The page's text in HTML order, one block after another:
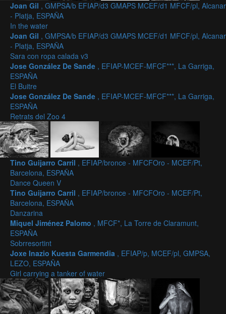
Joan Gil , GMPSA/b EFIAP/d3 GMAPS MCEF/d1 MFCF/pl, Alcanar
- Platja, ESPAÑA
In the water
Joan Gil , GMPSA/b EFIAP/d3 GMAPS MCEF/d1 MFCF/pl, Alcanar
- Platja, ESPAÑA
Sara con ropa calada v3
Jose González De Sande , EFIAP-MCEF-MFCF***, La Garriga,
ESPAÑA
El Buitre
Jose González De Sande , EFIAP-MCEF-MFCF***, La Garriga,
ESPAÑA
Retrats del Zoo 4
Tino Guijarro Carril , EFIAP/bronce - MFCFOro - MCEF/Pt,
Barcelona, ESPAÑA
Dance Queen V
Tino Guijarro Carril , EFIAP/bronce - MFCFOro - MCEF/Pt,
Barcelona, ESPAÑA
Danzarina
Miquel Jiménez Palomo , MFCF*, La Torre de Claramunt,
ESPAÑA
Sobrresortint
Joxe Inazio Kuesta Garmendia , EFIAP/p, MCEF/pl, GMPSA,
LEZO, ESPAÑA
Girl carrying a tanker of water